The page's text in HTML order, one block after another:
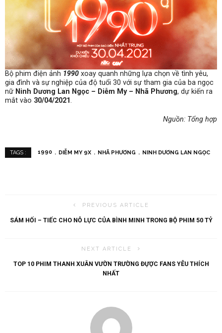
Bộ phim điện ảnh 1990 xoay quanh những lựa chọn về tình yêu,
gia đình và sự nghiệp của độ tuổi 30 với sự tham gia của ba ngọc
nữ Ninh Dương Lan Ngọc – Diễm My – Nhã Phương, dự kiến ra
mắt vào 30/04/2021.
Nguồn: Tổng hợp
TAGS : 1990 DIỄM MY 9X NHÃ PHƯƠNG NINH DƯƠNG LAN NGỌC
PREVIOUS ARTICLE
SÁM HỐI – TIẾC CHO NỖ LỰC CỦA BÌNH MINH TRONG BỘ PHIM 50 TỶ
NEXT ARTICLE
TOP 10 PHIM THANH XUÂN VƯỜN TRƯỜNG ĐỰỢC FANS YÊU THÍCH
NHẤT